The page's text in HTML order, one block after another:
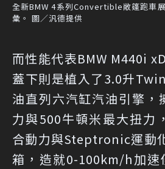
全新BMW 4系列Convertible敞篷跑車
彙。 圖／汎德提供
而性能代表BMW M440i
蓋下則是植入了3.0升
油直列六汽缸汽油引擎，
力與500牛頓米最大扭力
合動力與Steptronic運動
箱，造就0-100km/h加速